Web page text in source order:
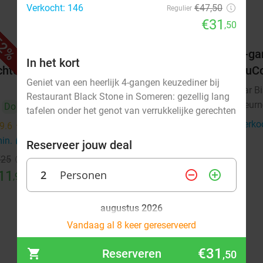
Do
9.6 star
directions_car
,99
voor Godfried de Vocht De Echte
Bakker
Vandaag Morgen Ma Di Wo
Do
Geldrop
Verkocht: 929 Regulier €25
€11 ,99
3-
Bar
Verkocht: 146
Regulier €47,50
€31 ,50
In het kort
Geniet van een heerlijk 4-gangen keuzediner bij
Restaurant Black Stone in Someren: gezellig lang
tafelen onder het genot van verrukkelijke gerechten
Reserveer jouw deal
2 Personen remove_circle_outline add_circle_outline
augustus 2026
Di Wo Do Vr Za
2
Vandaag al 8 keer gereserveerd
Reserveren €31 ,50